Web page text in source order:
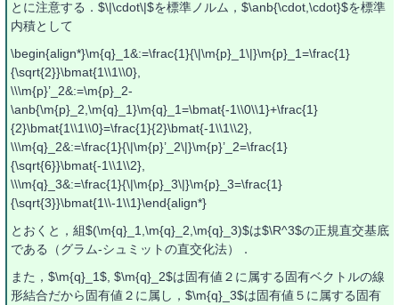
とに注意する．$\|\cdot\|$を標準ノルム，$\anb{\cdot,\cdot}$を標準
内積として
\begin{align*}\m{q}_1&:=\frac{1}{\|\m{p}_1\|}\m{p}_1=\frac{1}
{\sqrt{2}}\bmat{1\\1\\0},
\\\m{p}’_2&:=\m{p}_2-
\anb{\m{p}_2,\m{q}_1}\m{q}_1=\bmat{-1\\0\\1}+\frac{1}
{2}\bmat{1\\1\\0}=\frac{1}{2}\bmat{-1\\1\\2},
\\\m{q}_2&:=\frac{1}{\|\m{p}’_2\|}\m{p}’_2=\frac{1}
{\sqrt{6}}\bmat{-1\\1\\2},
\\\m{q}_3&:=\frac{1}{\|\m{p}_3\|}\m{p}_3=\frac{1}
{\sqrt{3}}\bmat{1\\-1\\1}\end{align*}
とおくと，組$(\m{q}_1,\m{q}_2,\m{q}_3)$は$\R^3$の正規直交基底
である（グラム-シュミットの直交化法）．
また，$\m{q}_1$, $\m{q}_2$は固有値２に属する固有ベクトルの線
形結合だから固有値２に属し，$\m{q}_3$は固有値５に属する固有